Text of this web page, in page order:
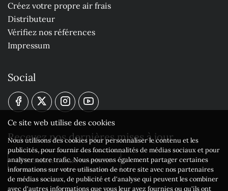
Créez votre propre air frais
Distributeur
Vérifiez nos références
Impressum
Social
Recevez nos dernières mises à jour
S'abonner à notre newsletter
Ce site web utilise des cookies
Nous utilisons des cookies pour personnaliser le contenu et les
publicités, pour fournir des fonctionnalités de médias sociaux et pour
analyser notre trafic. Nous pouvons également partager certaines
informations sur votre utilisation de notre site avec nos partenaires
de médias sociaux, de publicité et d'analyse qui peuvent les combiner
avec d'autres informations que vous leur avez fournies ou qu'ils ont